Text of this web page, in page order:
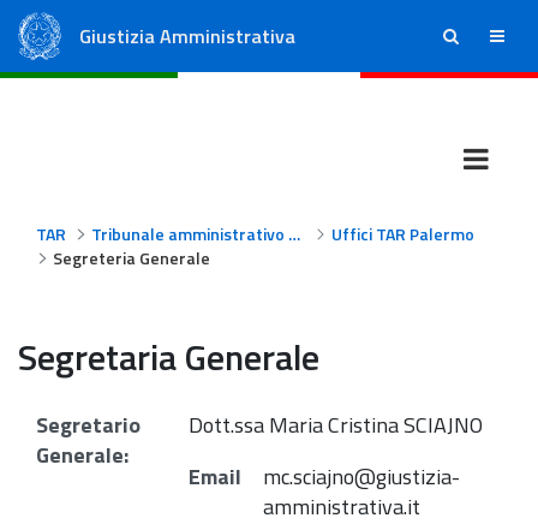
Giustizia Amministrativa ricerca menu
TAR Tribunale amministrativo regionale per la Sicilia - Palermo
Uffici TAR Palermo
Segreteria Generale
Segretaria Generale
Segretario
Generale:
Dott.ssa Maria Cristina SCIAJNO
Email
mc.sciajno@giustizia-
amministrativa.it